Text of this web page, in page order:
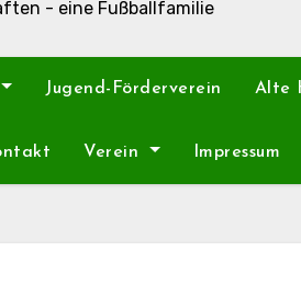
- eine Fußballfamilie
Jugend-Förderverein Alte
Verein Impressum